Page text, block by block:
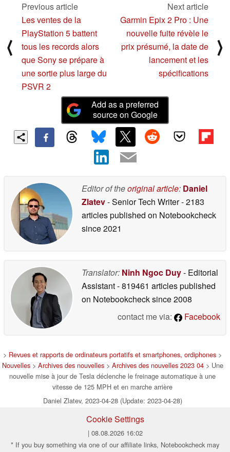
04/25/2023
⟨
Previous article
Les ventes de la
PlayStation 5 battent
tous les records alors
que Sony se prépare à
une sortie plus large du
PSVR 2
Next article
Garmin Epix 2 Pro : Une
nouvelle fuite révèle le
prix présumé, la date de
lancement et les
spécifications
⟩
Add as a preferred
source on Google
Editor of theoriginal article: Daniel
Zlatev- Senior Tech Writer- 2183
articles published on Notebookcheck
since 2021
Translator: Ninh Ngoc Duy- Editorial
Assistant- 819461 articles published
on Notebookchecksince 2008
contact me via:
Facebook
> Revues et rapports de ordinateurs portatifs et smartphones, ordiphones >
Nouvelles> Archives des nouvelles> Archives des nouvelles 2023 04> Une
nouvelle mise à jour de Tesla déclenche le freinage automatique à une
vitesse de 125 MPH et en marche arrière
Daniel Zlatev, 2023-04-28 (Update: 2023-04-28)
Cookie Settings
| 08.08.2026 16:02
* If you buy something via one of our affiliate links, Notebookcheck may